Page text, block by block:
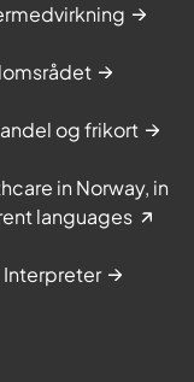
og frikort
in Norway, in
languages
Interpreter